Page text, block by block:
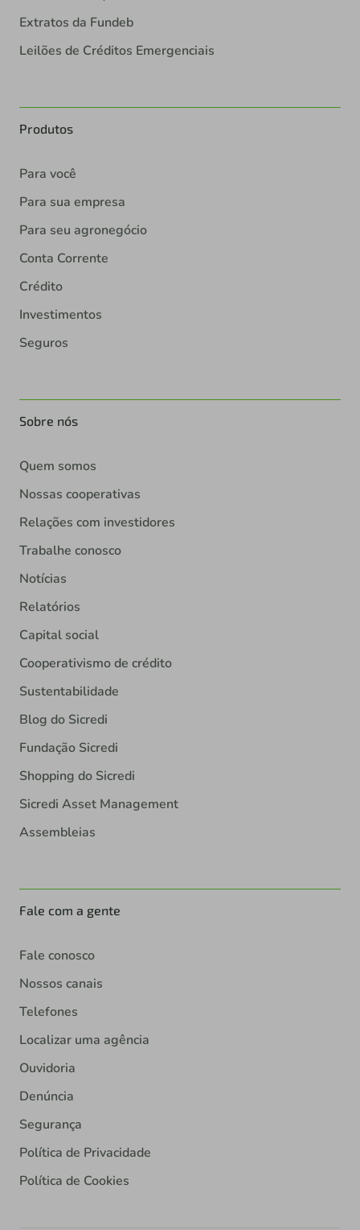
Extratos da Fundeb
Leilões de Créditos Emergenciais
Produtos
Para você
Para sua empresa
Para seu agronegócio
Conta Corrente
Crédito
Investimentos
Seguros
Sobre nós
Quem somos
Nossas cooperativas
Relações com investidores
Trabalhe conosco
Notícias
Relatórios
Capital social
Cooperativismo de crédito
Sustentabilidade
Blog do Sicredi
Fundação Sicredi
Shopping do Sicredi
Sicredi Asset Management
Assembleias
Fale com a gente
Fale conosco
Nossos canais
Telefones
Localizar uma agência
Ouvidoria
Denúncia
Segurança
Política de Privacidade
Política de Cookies